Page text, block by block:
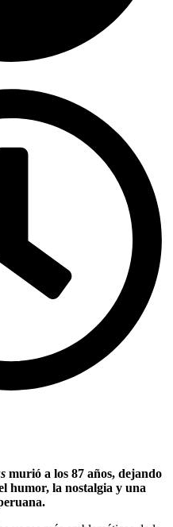
murió a los 87 años, dejando
humor, la nostalgia y una